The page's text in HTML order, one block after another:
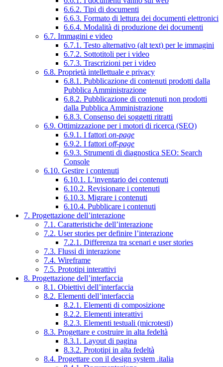
6.6.2. Tipi di documenti
6.6.3. Formato di lettura dei documenti elettronici
6.6.4. Modalità di produzione dei documenti
6.7. Immagini e video
6.7.1. Testo alternativo (alt text) per le immagini
6.7.2. Sottotitoli per i video
6.7.3. Trascrizioni per i video
6.8. Proprietà intellettuale e privacy
6.8.1. Pubblicazione di contenuti prodotti dalla
Pubblica Amministrazione
6.8.2. Pubblicazione di contenuti non prodotti
dalla Pubblica Amministrazione
6.8.3. Consenso dei soggetti ritratti
6.9. Ottimizzazione per i motori di ricerca (SEO)
6.9.1. I fattori on-page
6.9.2. I fattori off-page
6.9.3. Strumenti di diagnostica SEO: Search
Console
6.10. Gestire i contenuti
6.10.1. L’inventario dei contenuti
6.10.2. Revisionare i contenuti
6.10.3. Migrare i contenuti
6.10.4. Pubblicare i contenuti
7. Progettazione dell’interazione
7.1. Caratteristiche dell’interazione
7.2. User stories per definire l’interazione
7.2.1. Differenza tra scenari e user stories
7.3. Flussi di interazione
7.4. Wireframe
7.5. Prototipi interattivi
8. Progettazione dell’interfaccia
8.1. Obiettivi dell’interfaccia
8.2. Elementi dell’interfaccia
8.2.1. Elementi di composizione
8.2.2. Elementi interattivi
8.2.3. Elementi testuali (microtesti)
8.3. Progettare e costruire in alta fedeltà
8.3.1. Layout di pagina
8.3.2. Prototipi in alta fedeltà
8.4. Progettare con il design system .italia